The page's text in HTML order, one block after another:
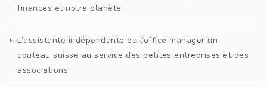
finances et notre planète
L’assistante indépendante ou l’office manager un
couteau suisse au service des petites entreprises et des
associations